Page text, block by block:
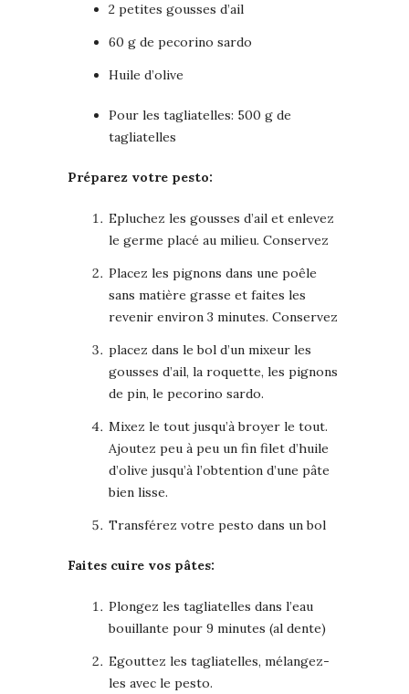
2 petites gousses d’ail
60 g de pecorino sardo
Huile d’olive
Pour les tagliatelles: 500 g de
tagliatelles
Préparez votre pesto:
Epluchez les gousses d’ail et enlevez
le germe placé au milieu. Conservez
Placez les pignons dans une poêle
sans matière grasse et faites les
revenir environ 3 minutes. Conservez
placez dans le bol d’un mixeur les
gousses d’ail, la roquette, les pignons
de pin, le pecorino sardo.
Mixez le tout jusqu’à broyer le tout.
Ajoutez peu à peu un fin filet d’huile
d’olive jusqu’à l’obtention d’une pâte
bien lisse.
Transférez votre pesto dans un bol
Faites cuire vos pâtes:
Plongez les tagliatelles dans l’eau
bouillante pour 9 minutes (al dente)
Egouttez les tagliatelles, mélangez-
les avec le pesto.